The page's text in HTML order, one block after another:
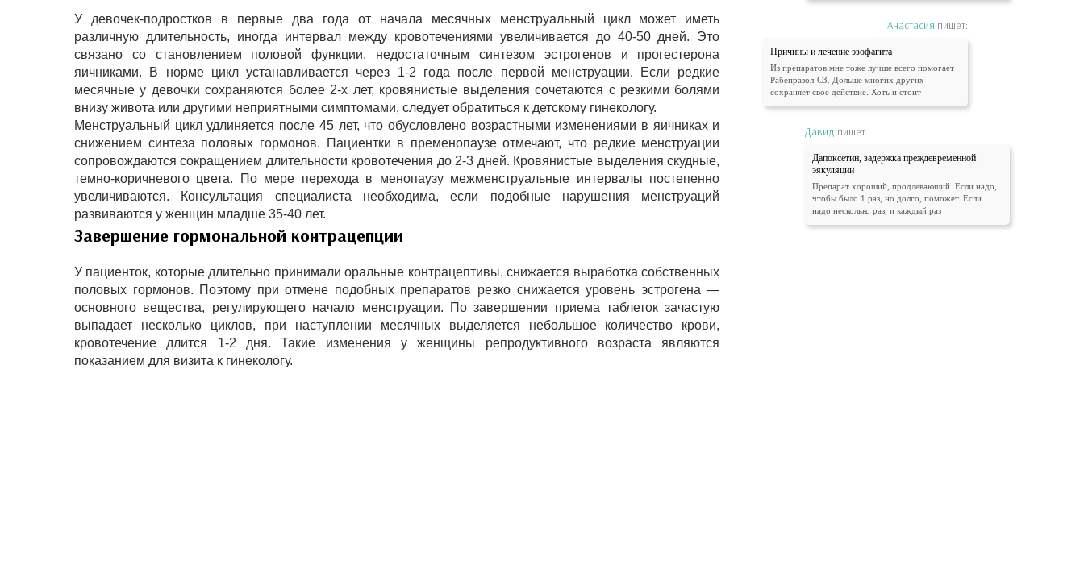
У девочек-подростков в первые два года от начала месячных менструальный цикл может иметь
различную длительность, иногда интервал между кровотечениями увеличивается до 40-50 дней. Это
связано со становлением половой функции, недостаточным синтезом эстрогенов и прогестерона
яичниками. В норме цикл устанавливается через 1-2 года после первой менструации. Если редкие
месячные у девочки сохраняются более 2-х лет, кровянистые выделения сочетаются с резкими болями
внизу живота или другими неприятными симптомами, следует обратиться к детскому гинекологу.
Менструальный цикл удлиняется после 45 лет, что обусловлено возрастными изменениями в яичниках и
снижением синтеза половых гормонов. Пациентки в пременопаузе отмечают, что редкие менструации
сопровождаются сокращением длительности кровотечения до 2-3 дней. Кровянистые выделения скудные,
темно-коричневого цвета. По мере перехода в менопаузу межменструальные интервалы постепенно
увеличиваются. Консультация специалиста необходима, если подобные нарушения менструаций
развиваются у женщин младше 35-40 лет.
Завершение гормональной контрацепции
У пациенток, которые длительно принимали оральные контрацептивы, снижается выработка собственных
половых гормонов. Поэтому при отмене подобных препаратов резко снижается уровень эстрогена —
основного вещества, регулирующего начало менструации. По завершении приема таблеток зачастую
выпадает несколько циклов, при наступлении месячных выделяется небольшое количество крови,
кровотечение длится 1-2 дня. Такие изменения у женщины репродуктивного возраста являются
показанием для визита к гинекологу.
Анастасия пишет:
Причины и лечение эзофагита
Из препаратов мне тоже лучше всего помогает
Рабепразол-СЗ. Дольше многих других
сохраняет свое действие. Хоть и стоит
Давид пишет:
Дапоксетин, задержка преждевременной
эякуляции
Препарат хороший, продлевающий. Если надо,
чтобы было 1 раз, но долго, поможет. Если
надо несколько раз, и каждый раз